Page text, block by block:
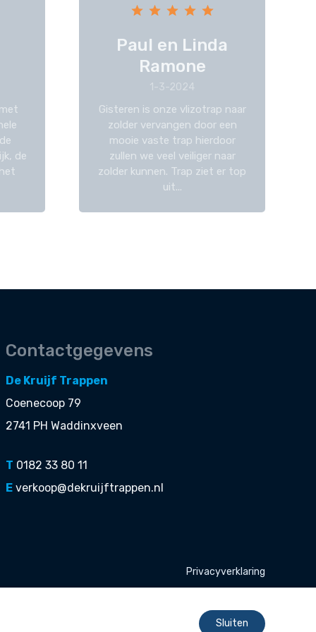
de
Paul en Linda
Ramone
1-3-2024
Gisteren is onze vlizotrap naar
zolder vervangen door een
mooie vaste trap hierdoor
zullen we veel veiliger naar
zolder kunnen. Trap ziet er top
uit...
Contactgegevens
De Kruijf Trappen
Coenecoop 79
2741 PH Waddinxveen
T 0182 33 80 11
E verkoop@dekruijftrappen.nl
Privacyverklaring
Sluiten